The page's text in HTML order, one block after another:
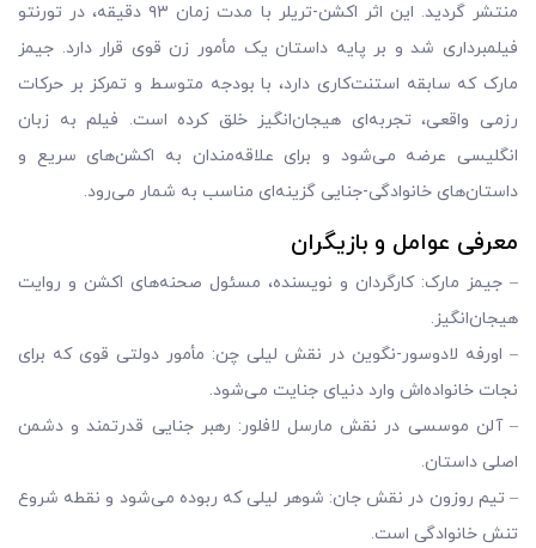
منتشر گردید. این اثر اکشن-تریلر با مدت زمان ۹۳ دقیقه، در تورنتو
فیلمبرداری شد و بر پایه داستان یک مأمور زن قوی قرار دارد. جیمز
مارک که سابقه استنت‌کاری دارد، با بودجه متوسط و تمرکز بر حرکات
رزمی واقعی، تجربه‌ای هیجان‌انگیز خلق کرده است. فیلم به زبان
انگلیسی عرضه می‌شود و برای علاقه‌مندان به اکشن‌های سریع و
داستان‌های خانوادگی-جنایی گزینه‌ای مناسب به شمار می‌رود.
معرفی عوامل و بازیگران
– جیمز مارک: کارگردان و نویسنده، مسئول صحنه‌های اکشن و روایت
هیجان‌انگیز.
– اورفه لادوسور-نگوین در نقش لیلی چن: مأمور دولتی قوی که برای
نجات خانواده‌اش وارد دنیای جنایت می‌شود.
– آلن موسسی در نقش مارسل لافلور: رهبر جنایی قدرتمند و دشمن
اصلی داستان.
– تیم روزون در نقش جان: شوهر لیلی که ربوده می‌شود و نقطه شروع
تنش خانوادگی است.